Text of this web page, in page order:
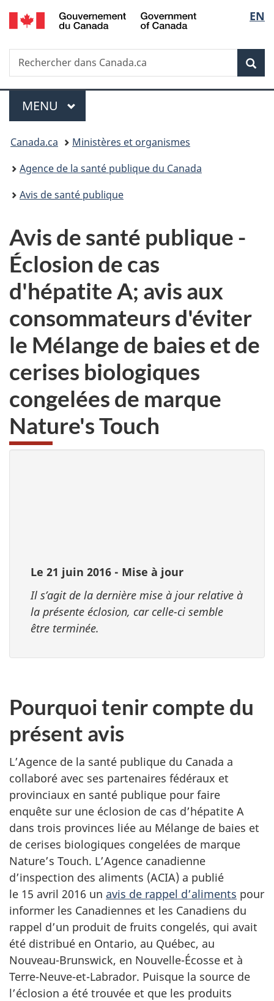
Passer
au
principal
Passer
à
Au
du
Passer
à
version
simplifiée
de
la
EN
Recherche
Rechercher
dans
Menu
MENU PRINCIPAL
Vous
êtes
ici :
Canada.ca
Ministères et organismes
Agence de la santé publique du Canada
Avis de santé publique
Avis de santé publique -
Éclosion de cas
d'hépatite A; avis aux
consommateurs d'éviter
le Mélange de baies et de
cerises biologiques
congelées de marque
Nature's Touch
Le 21 juin 2016 - Mise à jour
Il s’agit de la dernière mise à jour relative à
la présente éclosion, car celle-ci semble
être terminée.
Pourquoi tenir compte du
présent avis
L’Agence de la santé publique du Canada a
collaboré avec ses partenaires fédéraux et
provinciaux en santé publique pour faire
enquête sur une éclosion de cas d’hépatite A
dans trois provinces liée au Mélange de baies et
de cerises biologiques congelées de marque
Nature’s Touch. L’Agence canadienne
d’inspection des aliments (ACIA) a publié
le 15 avril 2016 un avis de rappel d’aliments pour
informer les Canadiennes et les Canadiens du
rappel d’un produit de fruits congelés, qui avait
été distribué en Ontario, au Québec, au
Nouveau-Brunswick, en Nouvelle-Écosse et à
Terre-Neuve-et-Labrador. Puisque la source de
l’éclosion a été trouvée et que les produits